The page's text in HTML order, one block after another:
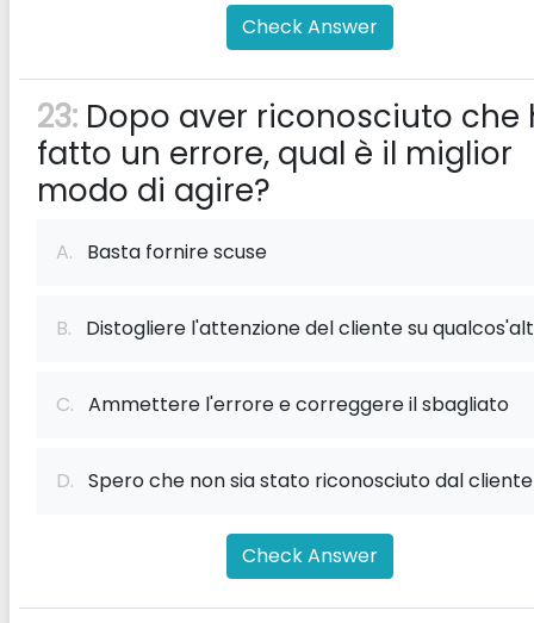
Check Answer
23: Dopo aver riconosciuto che
fatto un errore, qual è il miglior
modo di agire?
A. Basta fornire scuse
B. Distogliere l'attenzione del cliente su
C. Ammettere l'errore e correggere il sbagliato
D. Spero che non sia stato riconosciuto dal cliente
Check Answer